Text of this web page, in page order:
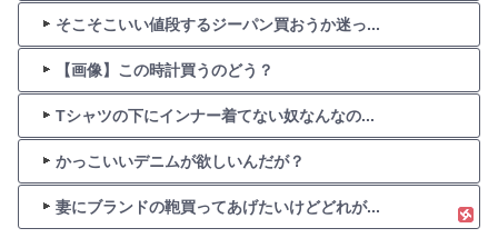
そこそこいい値段するジーパン買おうか迷っ...
【画像】この時計買うのどう？
Tシャツの下にインナー着てない奴なんなの...
かっこいいデニムが欲しいんだが？
妻にブランドの鞄買ってあげたいけどどれが...